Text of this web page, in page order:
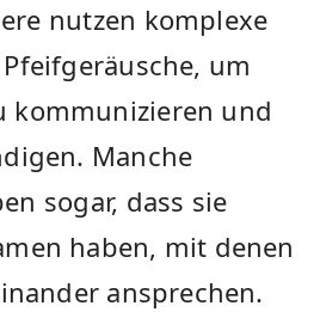
⁢nutzen komplexe
um‌
kommunizieren ‍und
Manche
⁣sogar, dass sie
haben, mit denen
ansprechen.